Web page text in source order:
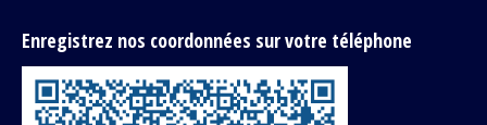
Enregistrez nos coordonnées sur votre téléphone